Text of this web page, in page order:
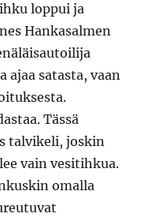
loppui ja
Hankasalmen
ajaa satasta, vaan
Tässä
talvikeli, joskin
vain vesitihkua.
omalla